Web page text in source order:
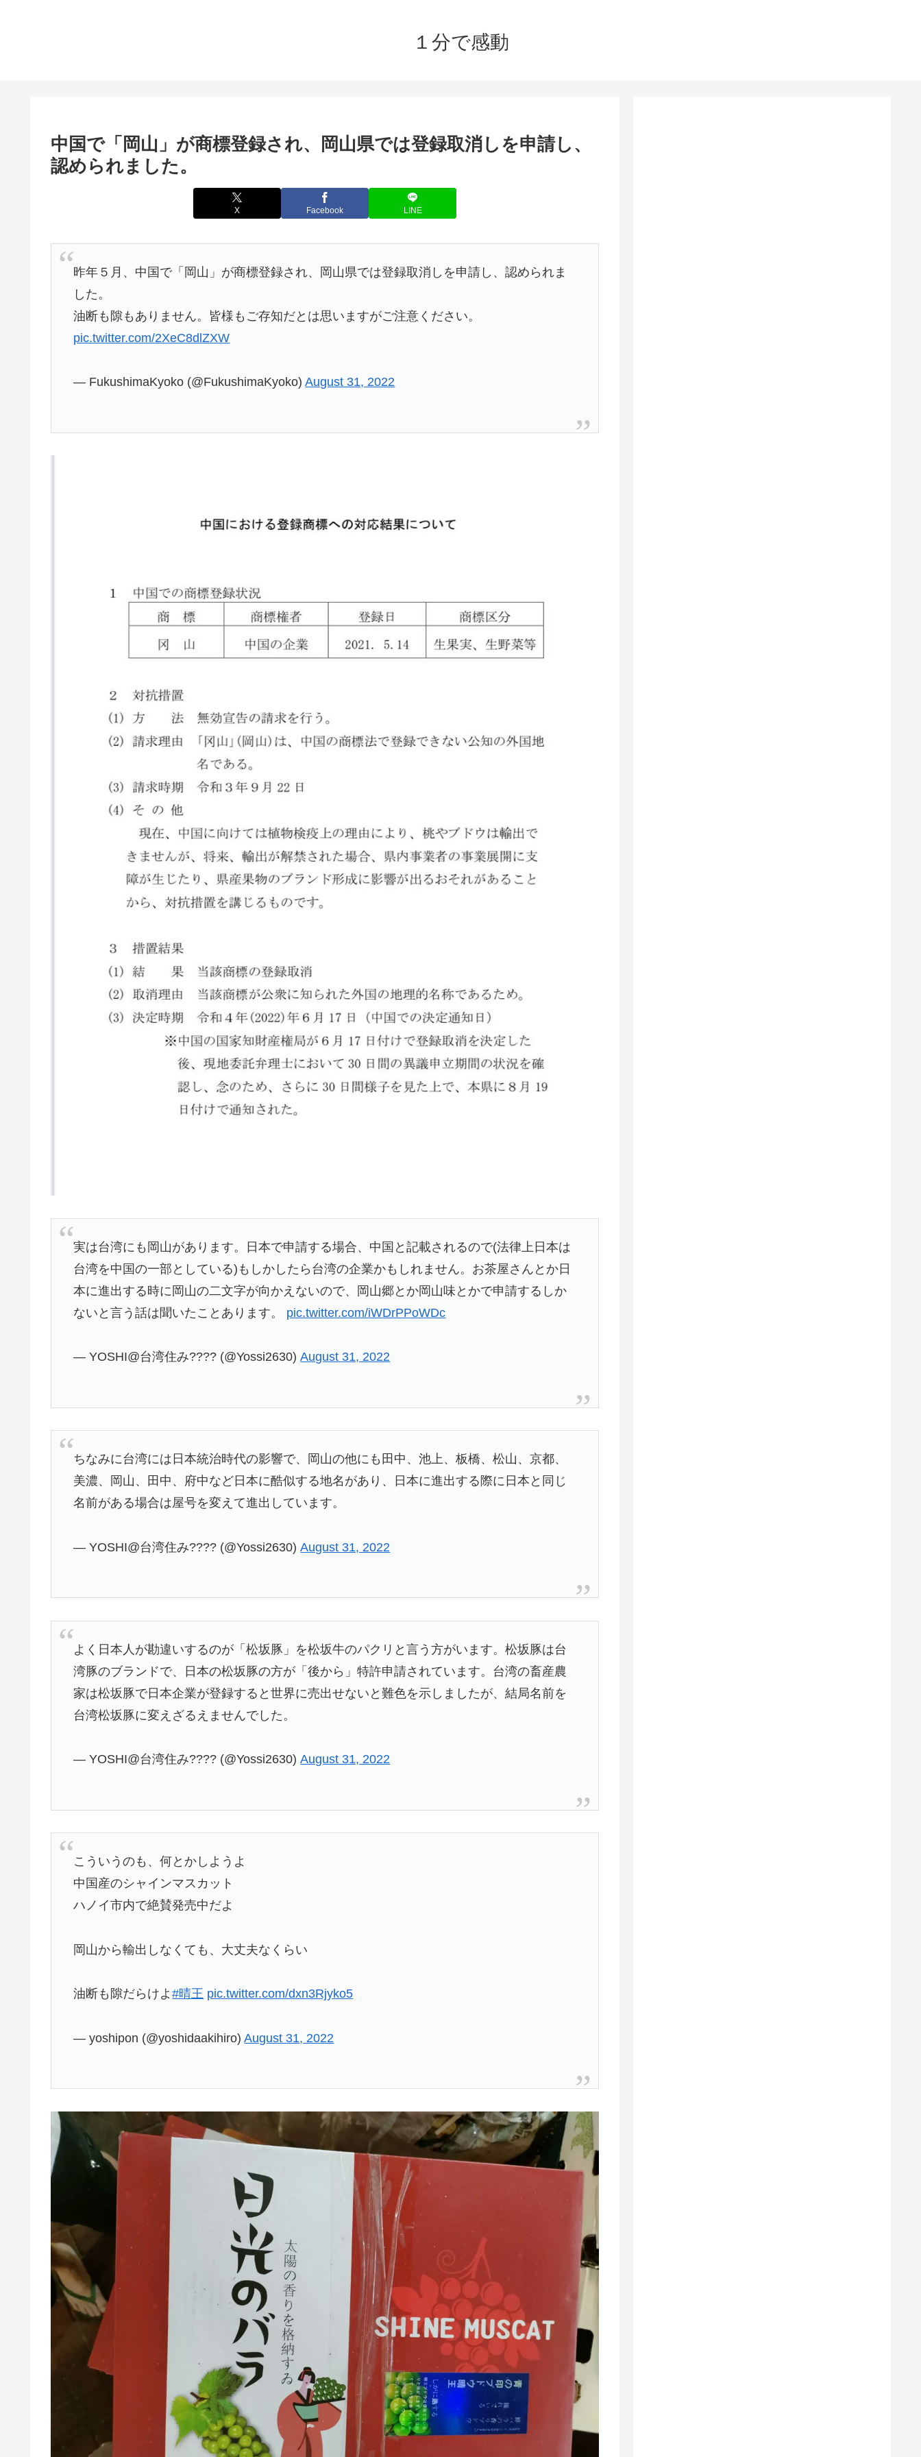
１分で感動
中国で「岡山」が商標登録され、岡山県では登録取消しを申請し、
認められました。
X Facebook LINE
昨年５月、中国で「岡山」が商標登録され、岡山県では登録取消しを申請し、認められま
した。
油断も隙もありません。皆様もご存知だとは思いますがご注意ください。
pic.twitter.com/2XeC8dlZXW
— FukushimaKyoko (@FukushimaKyoko)August 31, 2022
実は台湾にも岡山があります。日本で申請する場合、中国と記載されるので(法律上日本は
台湾を中国の一部としている)もしかしたら台湾の企業かもしれません。お茶屋さんとか日
本に進出する時に岡山の二文字が向かえないので、岡山郷とか岡山味とかで申請するしか
ないと言う話は聞いたことあります。 pic.twitter.com/iWDrPPoWDc
— YOSHI@台湾住み???? (@Yossi2630)August 31, 2022
ちなみに台湾には日本統治時代の影響で、岡山の他にも田中、池上、板橋、松山、京都、
美濃、岡山、田中、府中など日本に酷似する地名があり、日本に進出する際に日本と同じ
名前がある場合は屋号を変えて進出しています。
— YOSHI@台湾住み???? (@Yossi2630)August 31, 2022
よく日本人が勘違いするのが「松坂豚」を松坂牛のパクリと言う方がいます。松坂豚は台
湾豚のブランドで、日本の松坂豚の方が「後から」特許申請されています。台湾の畜産農
家は松坂豚で日本企業が登録すると世界に売出せないと難色を示しましたが、結局名前を
台湾松坂豚に変えざるえませんでした。
— YOSHI@台湾住み???? (@Yossi2630)August 31, 2022
こういうのも、何とかしようよ
中国産のシャインマスカット
ハノイ市内で絶賛発売中だよ
岡山から輸出しなくても、大丈夫なくらい
油断も隙だらけよ#晴王 pic.twitter.com/dxn3Rjyko5
— yoshipon (@yoshidaakihiro)August 31, 2022